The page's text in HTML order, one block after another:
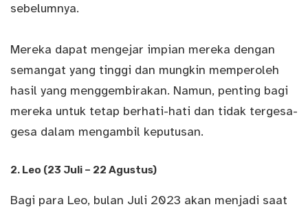
sebelumnya.
Mereka dapat mengejar impian mereka dengan
semangat yang tinggi dan mungkin memperoleh
hasil yang menggembirakan. Namun, penting bagi
mereka untuk tetap berhati-hati dan tidak tergesa-
gesa dalam mengambil keputusan.
2. Leo (23 Juli – 22 Agustus)
Bagi para Leo, bulan Juli 2023 akan menjadi saat